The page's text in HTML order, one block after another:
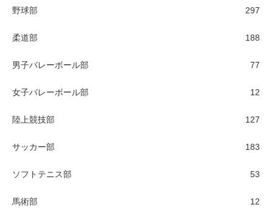
野球部 297
柔道部 188
男子バレーボール部 77
女子バレーボール部 12
陸上競技部 127
サッカー部 183
ソフトテニス部 53
馬術部 12